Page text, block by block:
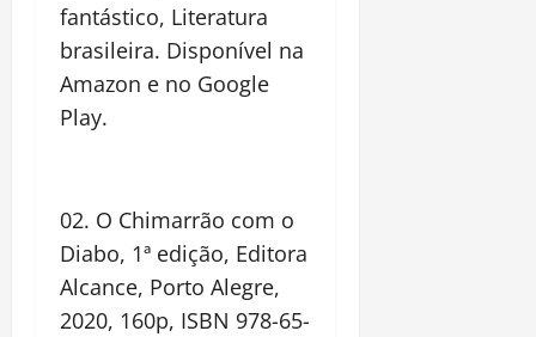
fantástico, Literatura
brasileira. Disponível na
Amazon e no Google
Play.
02. O Chimarrão com o
Diabo, 1ª edição, Editora
Alcance, Porto Alegre,
2020, 160p, ISBN 978-65-